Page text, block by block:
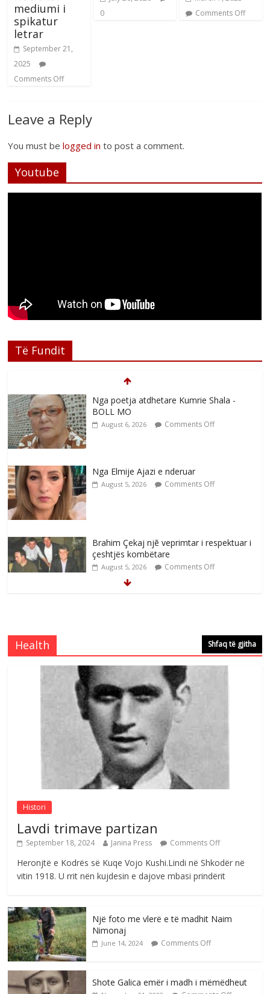
mediumi i
spikatur
letrar
September 21,
2025
Comments Off
0
Comments Off
Leave a Reply
You must belogged in to post a comment.
Youtube
Të Fundit
Nga poetja atdhetare Kumrie Shala -
BOLL MO
August 6, 2026 Comments Off
Nga Elmije Ajazi e nderuar
August 5, 2026 Comments Off
Brahim Çekaj njē veprimtar i respektuar i
çeshtjës kombëtare
August 5, 2026 Comments Off
e invalidëve në Fushë Kosovë
Comments Off
Çlirimtari Agron Gërvalla me takime pune
në atdhe të shoqerisë Levizja
August 3, 2026 Comments Off
Postim me vlera nga artistja e mirëfilltë
Mimoza Gjoni
August 6, 2026 Comments Off
Health Shfaq të gjitha
Histori
Lavdi trimave partizan
September 18, 2024 Janina Press Comments Off
Heronjtë e Kodrës së Kuqe Vojo Kushi.Lindi në Shkodër në
vitin 1918. U rrit nën kujdesin e dajove mbasi prindërit
Një foto me vlerë e të madhit Naim
Nimonaj
June 14, 2024 Comments Off
Shote Galica emër i madh i mëmëdheut